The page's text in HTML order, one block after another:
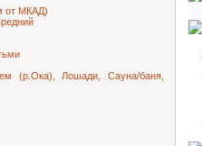
от МКАД)
(р.Ока), Лошади, Сауна/баня,